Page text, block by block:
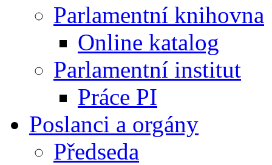
Parlamentní knihovna
Online katalog
Parlamentní institut
Práce PI
Poslanci a orgány
Předseda